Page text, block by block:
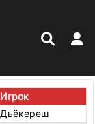
Игрок
Дьёкереш